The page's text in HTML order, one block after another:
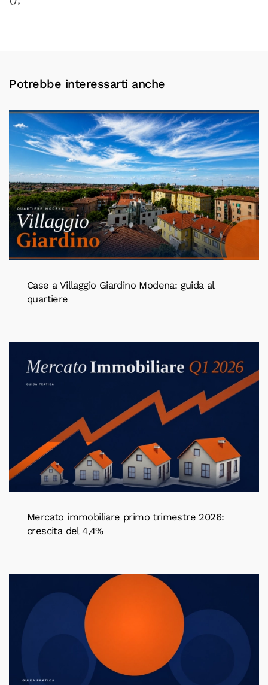
Potrebbe interessarti anche
Case a Villaggio Giardino Modena: guida al
quartiere
Mercato immobiliare primo trimestre 2026:
crescita del 4,4%